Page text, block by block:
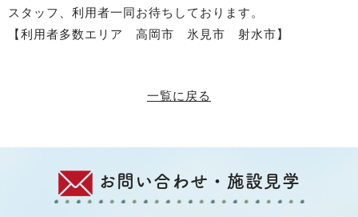
スタッフ、利用者一同お待ちしております。
【利用者多数エリア 高岡市 氷見市 射水市】
一覧に戻る
お問い合わせ・施設見学